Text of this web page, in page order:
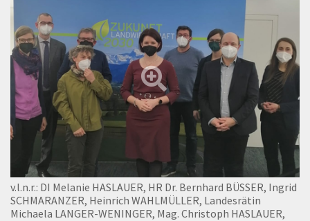
v.l.n.r.: DI Melanie HASLAUER, HR Dr. Bernhard BÜSSER, Ingrid
SCHMARANZER, Heinrich WAHLMÜLLER, Landesrätin
Michaela LANGER-WENINGER, Mag. Christoph HASLAUER,